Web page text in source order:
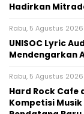
Hadirkan
Rabu, 5 Agustus
UNISOC Lyric
Mendengarkan
Rabu, 5 Agustus 2026
Hard Rock Cafe
Kompetisi Musik